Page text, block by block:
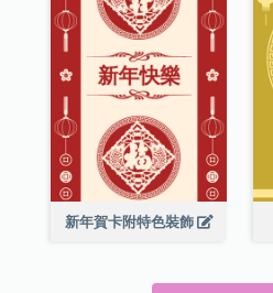
新年賀卡附特色裝飾